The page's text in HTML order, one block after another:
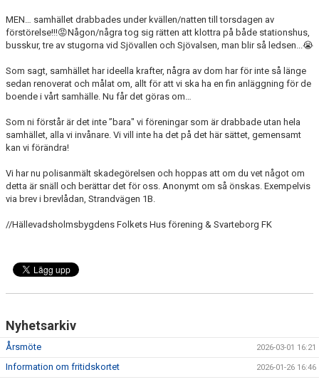
MEN… samhället drabbades under kvällen/natten till torsdagen av
förstörelse!!!😡Någon/några tog sig rätten att klottra på både stationshus,
busskur, tre av stugorna vid Sjövallen och Sjövalsen, man blir så ledsen...😭
Som sagt, samhället har ideella krafter, några av dom har för inte så länge
sedan renoverat och målat om, allt för att vi ska ha en fin anläggning för de
boende i vårt samhälle. Nu får det göras om…
Som ni förstår är det inte ”bara" vi föreningar som är drabbade utan hela
samhället, alla vi invånare. Vi vill inte ha det på det här sättet, gemensamt
kan vi förändra!
Vi har nu polisanmält skadegörelsen och hoppas att om du vet något om
detta är snäll och berättar det för oss. Anonymt om så önskas. Exempelvis
via brev i brevlådan, Strandvägen 1B.
//Hällevadsholmsbygdens Folkets Hus förening & Svarteborg FK
Nyhetsarkiv
Årsmöte 2026-03-01 16:21
Information om fritidskortet 2026-01-26 16:46